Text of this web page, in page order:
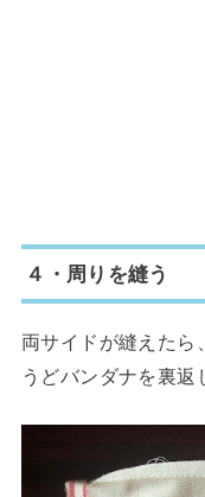
４・周りを縫う
両サイドが縫えたら、
うどバンダナを裏返